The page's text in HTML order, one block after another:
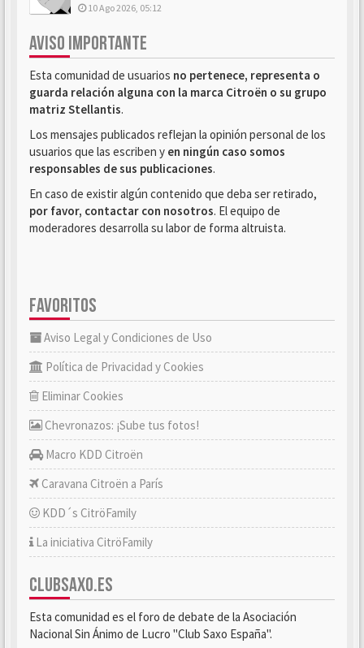
10 Ago 2026, 05:12
AVISO IMPORTANTE
Esta comunidad de usuarios no pertenece, representa o
guarda relación alguna con la marca Citroën o su grupo
matriz Stellantis.
Los mensajes publicados reflejan la opinión personal de los
usuarios que las escriben y en ningún caso somos
responsables de sus publicaciones.
En caso de existir algún contenido que deba ser retirado,
por favor, contactar con nosotros. El equipo de
moderadores desarrolla su labor de forma altruista.
FAVORITOS
Aviso Legal y Condiciones de Uso
Política de Privacidad y Cookies
Eliminar Cookies
Chevronazos: ¡Sube tus fotos!
Macro KDD Citroën
Caravana Citroën a París
KDD´s CitröFamily
La iniciativa CitröFamily
CLUBSAXO.ES
Esta comunidad es el foro de debate de la Asociación
Nacional Sin Ánimo de Lucro "Club Saxo España".